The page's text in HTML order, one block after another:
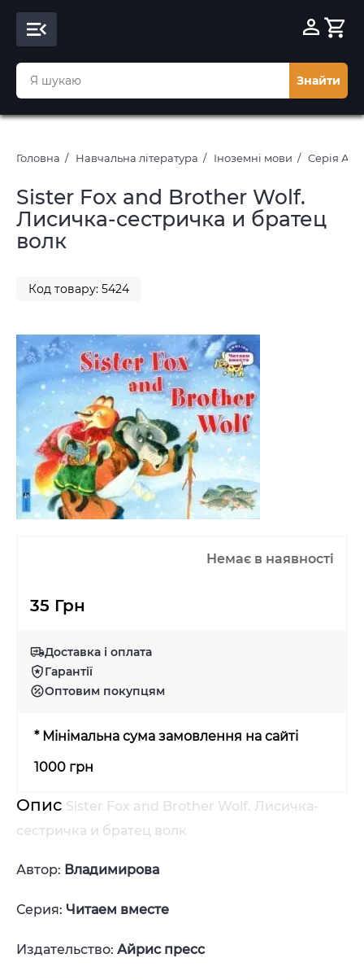
Знайти
Головна Навчальна література Іноземні мови Серія
Sister Fox and Brother Wolf.
Лисичка-сестричка и братец
волк
Код товару: 5424
Немає в наявності
35 Грн
Доставка і оплата
Гарантії
Оптовим покупцям
* Мінімальна сума замовлення на сайті
1000 грн
Опис Sister Fox and Brother Wolf. Лисичка-
сестричка и братец волк
Автор: Владимирова
Серия: Читаем вместе
Издательство: Айрис пресc